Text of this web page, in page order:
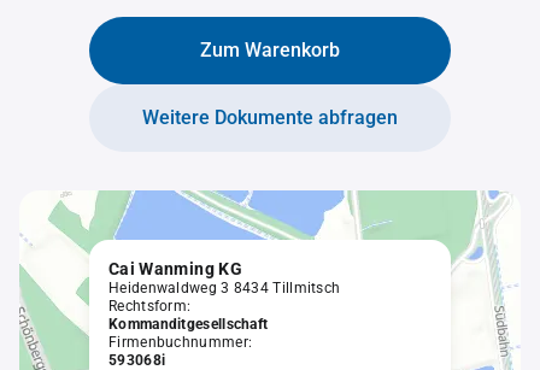
Zum Warenkorb
Weitere Dokumente abfragen
Cai Wanming KG
Heidenwaldweg 3 8434 Tillmitsch
Rechtsform:
Kommanditgesellschaft
Firmenbuchnummer:
593068i